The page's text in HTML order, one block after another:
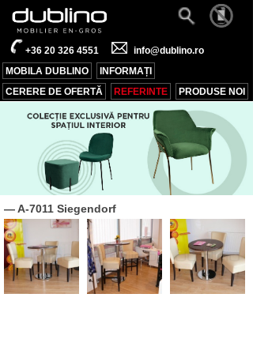
+36 20 326 4551
info@dublino.ro
MOBILA DUBLINO
INFORMAȚI
CERERE DE OFERTĂ
REFERINTE PRODUSE NOI
— A-7011 Siegendorf